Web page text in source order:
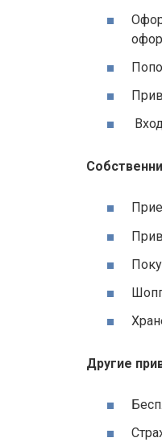
Другие